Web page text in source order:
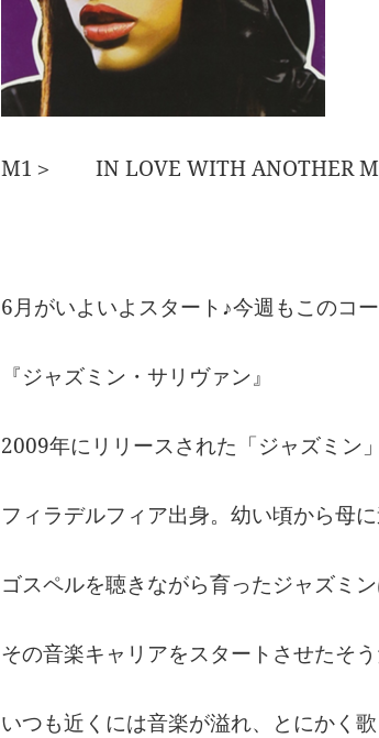
M1＞ IN LOVE WITH ANOTHER
6月がいよいよスタート♪今週もこのコ
『ジャズミン・サリヴァン』
2009年にリリースされた「ジャズミン
フィラデルフィア出身。幼い頃から母に
ゴスペルを聴きながら育ったジャズミ
その音楽キャリアをスタートさせたそう
いつも近くには音楽が溢れ、とにかく